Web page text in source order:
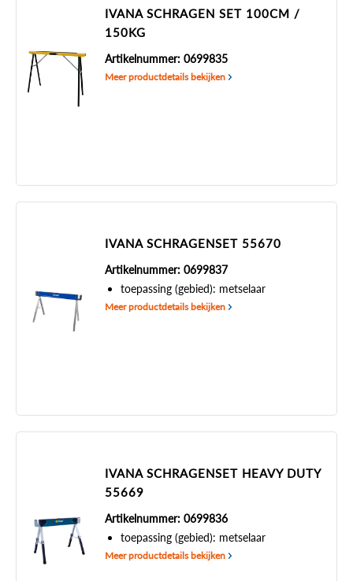
IVANA SCHRAGEN SET 100CM /
150KG
Artikelnummer: 0699835
Meer productdetails bekijken
IVANA SCHRAGENSET 55670
Artikelnummer: 0699837
toepassing (gebied): metselaar
Meer productdetails bekijken
IVANA SCHRAGENSET HEAVY DUTY
55669
Artikelnummer: 0699836
toepassing (gebied): metselaar
Meer productdetails bekijken